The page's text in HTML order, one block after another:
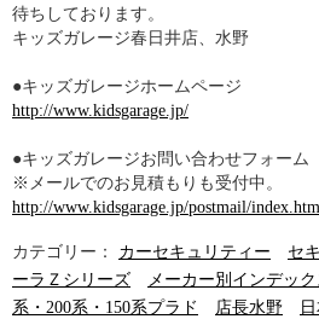
待ちしております。
キッズガレージ春日井店、水野
●キッズガレージホームページ
http://www.kidsgarage.jp/
●キッズガレージお問い合わせフォーム
※メールでのお見積もりも受付中。
http://www.kidsgarage.jp/postmail/
カテゴリー： カーセキュリティー セ
ーラＺシリーズ
メーカー別インデック
系・200系・150系プラド
店長水野